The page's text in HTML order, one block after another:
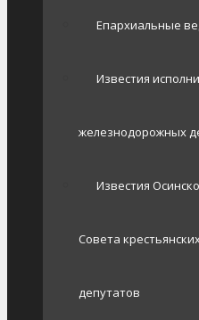
Епархиальные
Известия
железнодорожных
Известия
Совета
депутатов